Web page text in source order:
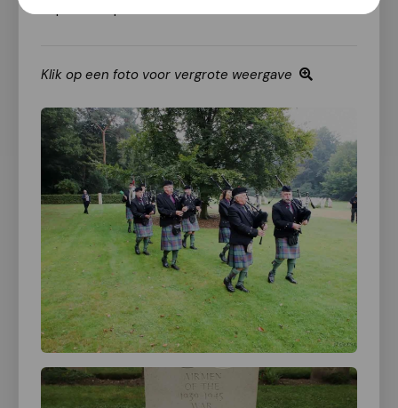
Klik op een foto voor vergrote weergave